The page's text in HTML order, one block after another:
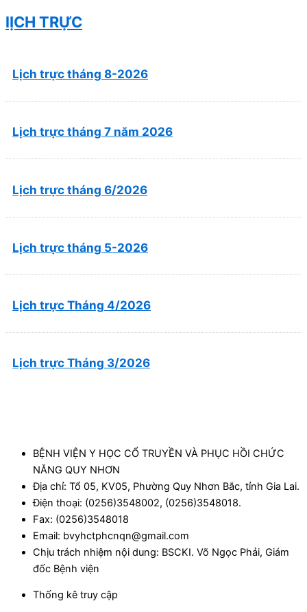
lỊCH TRỰC
Lịch trực tháng 8-2026
Lịch trực tháng 7 năm 2026
Lịch trực tháng 6/2026
Lịch trực tháng 5-2026
Lịch trực Tháng 4/2026
Lịch trực Tháng 3/2026
BỆNH VIỆN Y HỌC CỔ TRUYỀN VÀ PHỤC HỒI CHỨC
NĂNG QUY NHƠN
Địa chỉ: Tổ 05, KV05, Phường Quy Nhơn Bắc, tỉnh Gia Lai.
Điện thoại: (0256)3548002, (0256)3548018.
Fax: (0256)3548018
Email: bvyhctphcnqn@gmail.com
Chịu trách nhiệm nội dung: BSCKI. Võ Ngọc Phải, Giám
đốc Bệnh viện
Thống kê truy cập